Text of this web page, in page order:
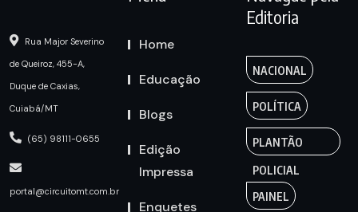
Rua Major Severino
de Queiroz, 455-A,
Duque de Caxias,
Cuiabá/MT
(65) 98111-0655
portal@circuitomt.com.br
Home
Educação
Blogs
Edição
Impressa
Enquetes
Editoria
NACIONAL
POLÍTICA
PLANTÃO
POLICIAL
PAINEL